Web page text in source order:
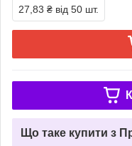
27,83 ₴ від 50 шт.
Що таке купити з